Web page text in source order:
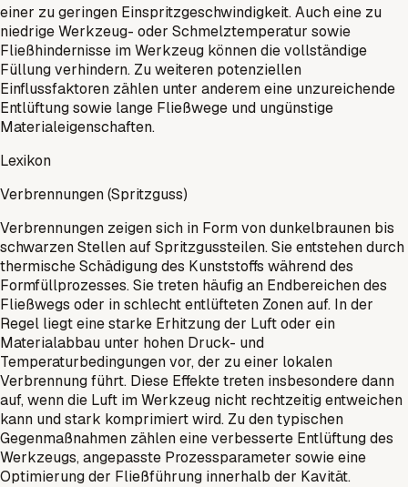
einer zu geringen Einspritzgeschwindigkeit. Auch eine zu
niedrige Werkzeug- oder Schmelztemperatur sowie
Fließhindernisse im Werkzeug können die vollständige
Füllung verhindern. Zu weiteren potenziellen
Einflussfaktoren zählen unter anderem eine unzureichende
Entlüftung sowie lange Fließwege und ungünstige
Materialeigenschaften.
Lexikon
Verbrennungen (Spritzguss)
Verbrennungen zeigen sich in Form von dunkelbraunen bis
schwarzen Stellen auf Spritzgussteilen. Sie entstehen durch
thermische Schädigung des Kunststoffs während des
Formfüllprozesses. Sie treten häufig an Endbereichen des
Fließwegs oder in schlecht entlüfteten Zonen auf. In der
Regel liegt eine starke Erhitzung der Luft oder ein
Materialabbau unter hohen Druck- und
Temperaturbedingungen vor, der zu einer lokalen
Verbrennung führt. Diese Effekte treten insbesondere dann
auf, wenn die Luft im Werkzeug nicht rechtzeitig entweichen
kann und stark komprimiert wird. Zu den typischen
Gegenmaßnahmen zählen eine verbesserte Entlüftung des
Werkzeugs, angepasste Prozessparameter sowie eine
Optimierung der Fließführung innerhalb der Kavität.